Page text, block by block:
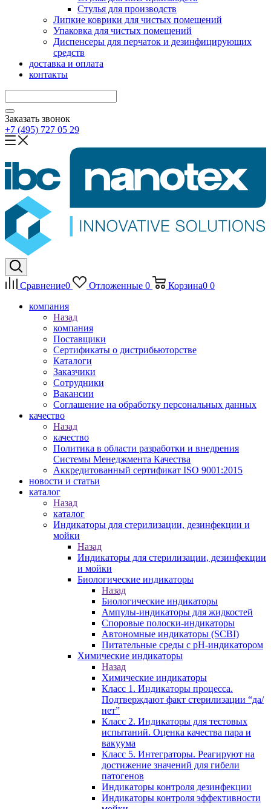
Стулья для производств
Липкие коврики для чистых помещений
Упаковка для чистых помещений
Диспенсеры для перчаток и дезинфицирующих
средств
доставка и оплата
контакты
Заказать звонок
+7 (495) 727 05 29
Сравнение0 Отложенные 0 Корзина0 0
компания
Назад
компания
Поставщики
Сертификаты о дистрибьюторстве
Каталоги
Заказчики
Сотрудники
Вакансии
Соглашение на обработку персональных данных
качество
Назад
качество
Политика в области разработки и внедрения
Системы Менеджмента Качества
Аккредитованный сертификат ISO 9001:2015
новости и статьи
каталог
Назад
каталог
Индикаторы для стерилизации, дезинфекции и
мойки
Назад
Индикаторы для стерилизации, дезинфекции
и мойки
Биологические индикаторы
Назад
Биологические индикаторы
Ампулы-индикаторы для жидкостей
Споровые полоски-индикаторы
Автономные индикаторы (SCBI)
Питательные среды с рН-индикатором
Химические индикаторы
Назад
Химические индикаторы
Класс 1. Индикаторы процесса.
Подтверждают факт стерилизации “да/
нет”
Класс 2. Индикаторы для тестовых
испытаний. Оценка качества пара и
вакуума
Класс 5. Интеграторы. Реагируют на
достижение значений для гибели
патогенов
Индикаторы контроля дезинфекции
Индикаторы контроля эффективности